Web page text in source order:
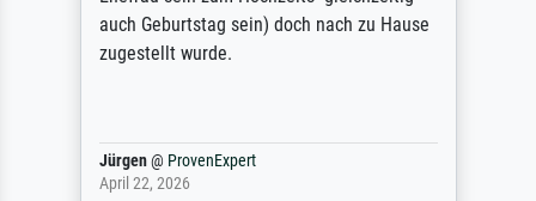
auch Geburtstag sein) doch nach zu Hause
zugestellt wurde.
Jürgen@ ProvenExpert
April 22, 2026